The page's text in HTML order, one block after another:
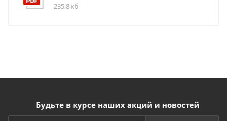
235,8 кб
Будьте в курсе наших акций и новостей